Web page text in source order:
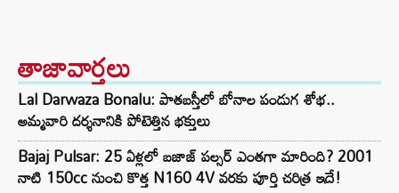
తాజావార్తలు
Lal Darwaza Bonalu: పాతబస్తీలో బోనాల పండుగ శోభ..
అమ్మవారి దర్శనానికి పోటెత్తిన భక్తులు
Bajaj Pulsar: 25 ఏళ్లలో బజాజ్ పల్సర్ ఎంతగా మారింది? 2001
నాటి 150cc నుంచి కొత్త N160 4V వరకు పూర్తి చరిత్ర ఇదే!